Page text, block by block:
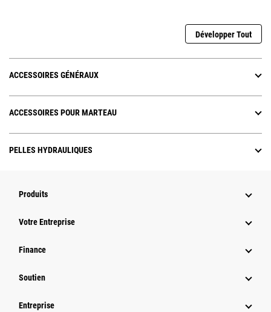
Développer Tout
ACCESSOIRES GÉNÉRAUX
ACCESSOIRES POUR MARTEAU
PELLES HYDRAULIQUES
Produits
Votre Entreprise
Finance
Soutien
Entreprise